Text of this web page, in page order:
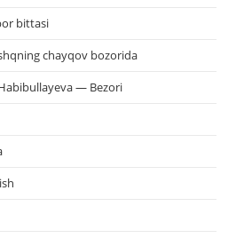
bittasi
chayqov bozorida
— Bezori